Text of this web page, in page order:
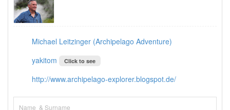
Michael Leitzinger (Archipelago Adventure)
yakitom
Click to see
http://www.archipelago-explorer.blogspot.de/